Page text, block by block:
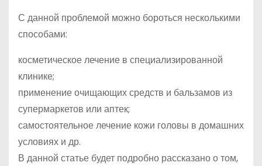
С данной проблемой можно бороться несколькими
способами:
косметическое лечение в специализированной
клинике;
применение очищающих средств и бальзамов из
супермаркетов или аптек;
самостоятельное лечение кожи головы в домашних
условиях и др.
В данной статье будет подробно рассказано о том,